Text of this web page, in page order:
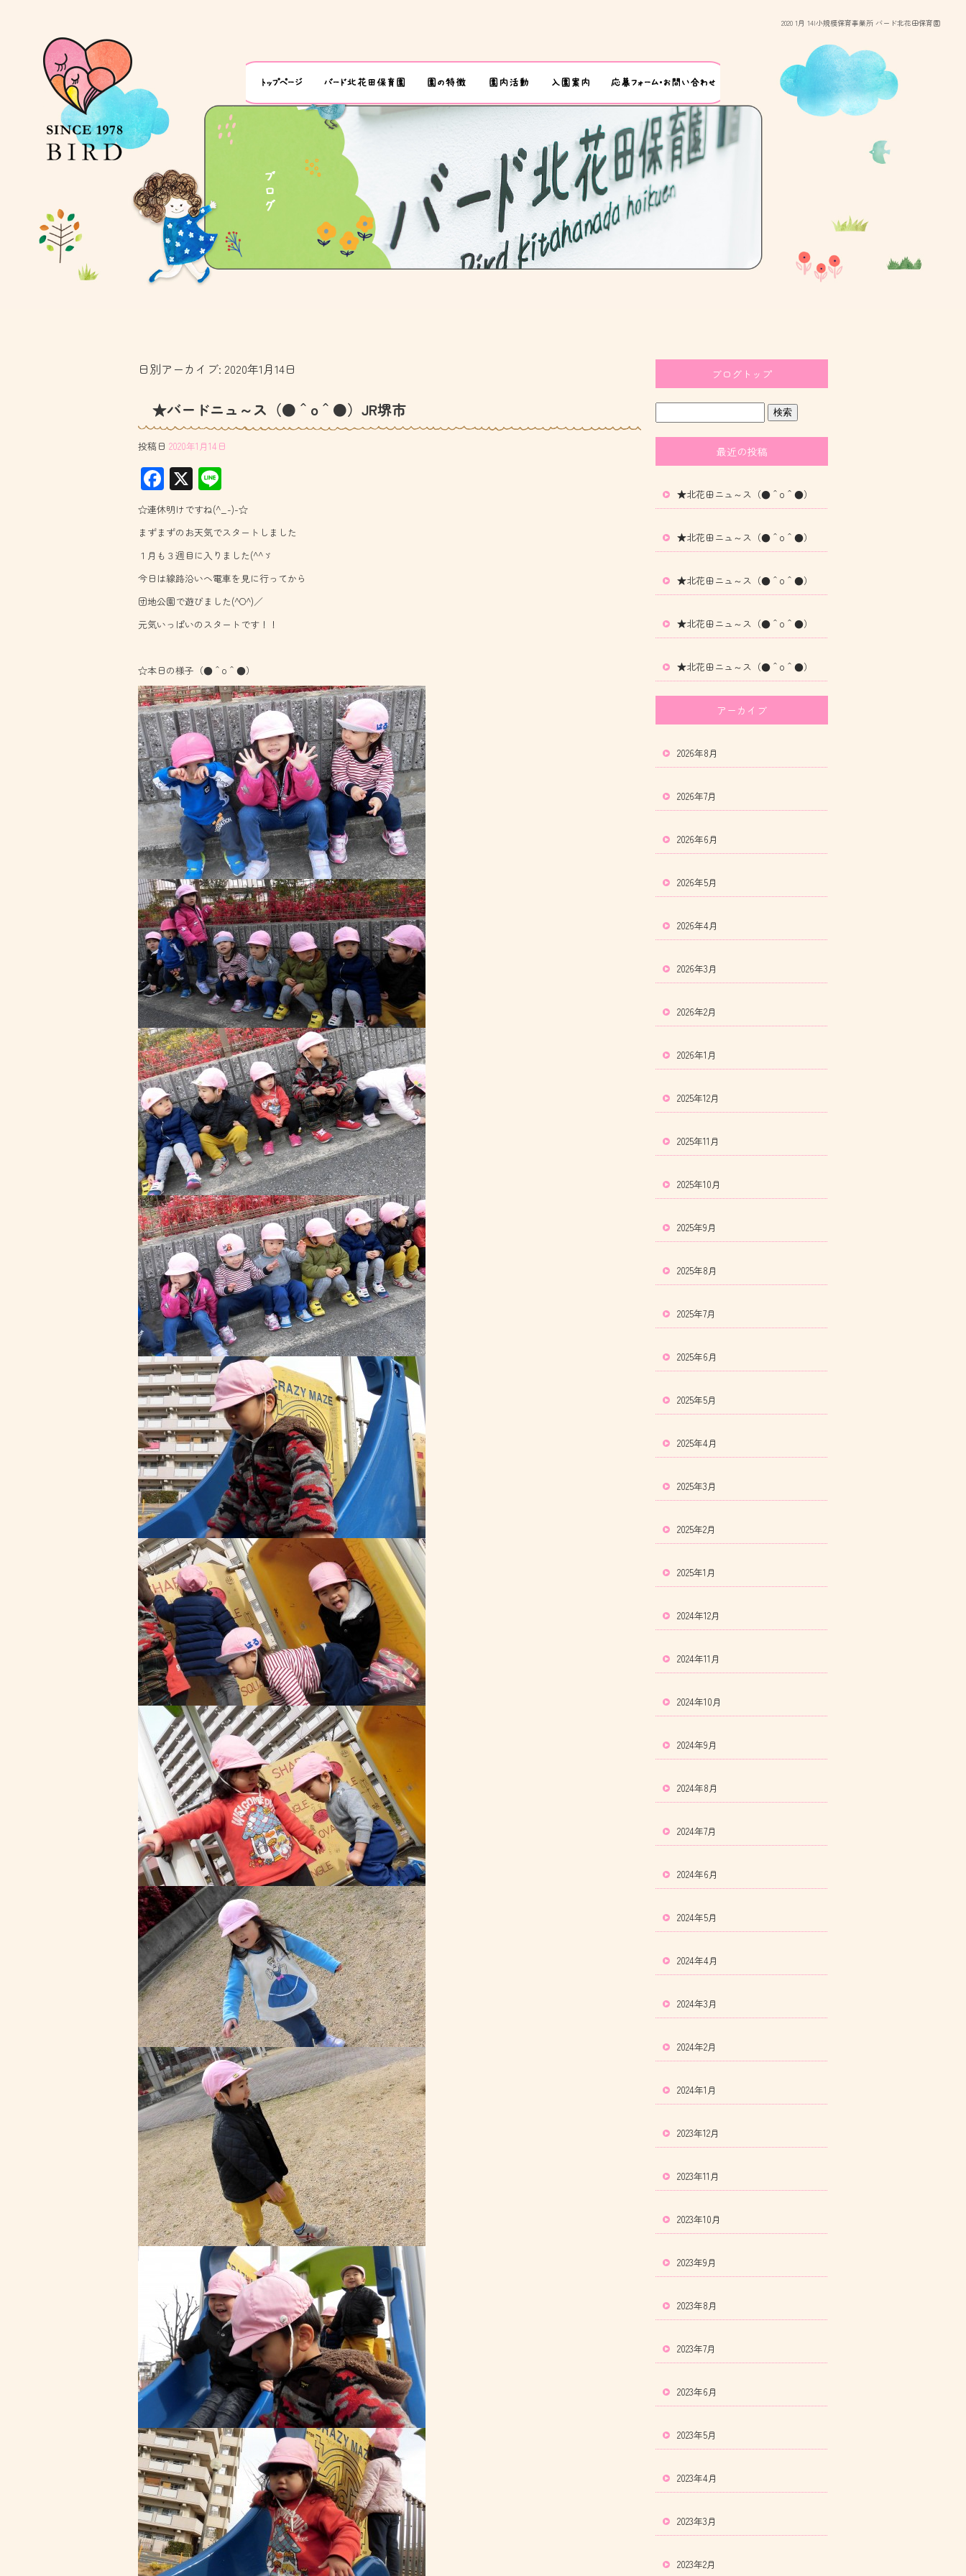
2020 1月 14|小規模保育事業所 バード北花田保育園
日別アーカイブ: 2020年1月14日
★バードニュ～ス（●＾o＾●）JR堺市
投稿日 2020年1月14日
F
ac
e
b
o
ok
X
ne
☆連休明けですね(^_-)-☆
まずまずのお天気でスタートしました
１月も３週目に入りました(^^ゞ
今日は線路沿いへ電車を見に行ってから
団地公園で遊びました(^O^)／
元気いっぱいのスタートです！！
☆本日の様子（●＾o＾●）
ブログトップ
最近の投稿
★北花田ニュ～ス（●＾o＾●）
★北花田ニュ～ス（●＾o＾●）
★北花田ニュ～ス（●＾o＾●）
★北花田ニュ～ス（●＾o＾●）
★北花田ニュ～ス（●＾o＾●）
アーカイブ
2026年8月
2026年7月
2026年6月
2026年5月
2026年4月
2026年3月
2026年2月
2026年1月
2025年12月
2025年11月
2025年10月
2025年9月
2025年8月
2025年7月
2025年6月
2025年5月
2025年4月
2025年3月
2025年2月
2025年1月
2024年12月
2024年11月
2024年10月
2024年9月
2024年8月
2024年7月
2024年6月
2024年5月
2024年4月
2024年3月
2024年2月
2024年1月
2023年12月
2023年11月
2023年10月
2023年9月
2023年8月
2023年7月
2023年6月
2023年5月
2023年4月
2023年3月
2023年2月